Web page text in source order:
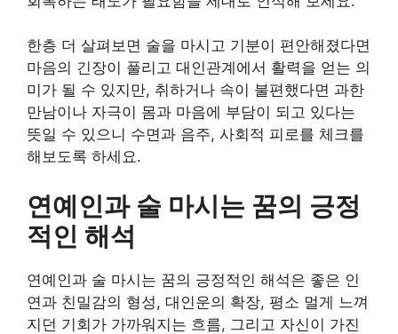
한층 더 살펴보면 술을 마시고 기분이 편안해졌다면
마음의 긴장이 풀리고 대인관계에서 활력을 얻는 의
미가 될 수 있지만, 취하거나 속이 불편했다면 과한
만남이나 자극이 몸과 마음에 부담이 되고 있다는
뜻일 수 있으니 수면과 음주, 사회적 피로를 체크를
해보도록 하세요.
연예인과 술 마시는 꿈의 긍정
적인 해석
연예인과 술 마시는 꿈의 긍정적인 해석은 좋은 인
연과 친밀감의 형성, 대인운의 확장, 평소 멀게 느껴
지던 기회가 가까워지는 흐름, 그리고 자신이 가진